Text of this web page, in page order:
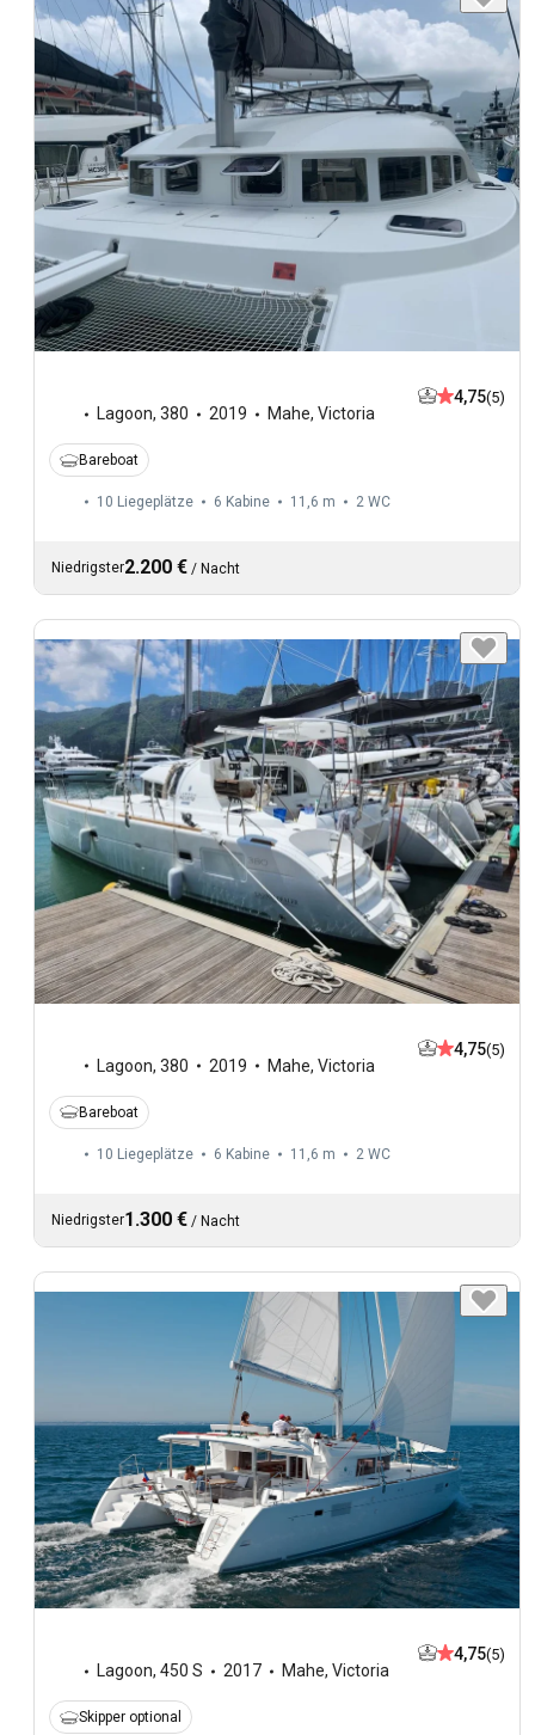
Lagoon, 380 2019 Mahe, Victoria
4,75(5)
Bareboat
10 Liegeplätze 6 Kabine 11,6 m 2 WC
Niedrigster2.200 € / Nacht
Lagoon, 380 2019 Mahe, Victoria
4,75(5)
Bareboat
10 Liegeplätze 6 Kabine 11,6 m 2 WC
Niedrigster1.300 € / Nacht
Lagoon, 450 S 2017 Mahe, Victoria
4,75(5)
Skipper optional